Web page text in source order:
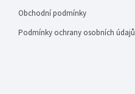
Obchodní podmínky
Podmínky ochrany osobních údajů